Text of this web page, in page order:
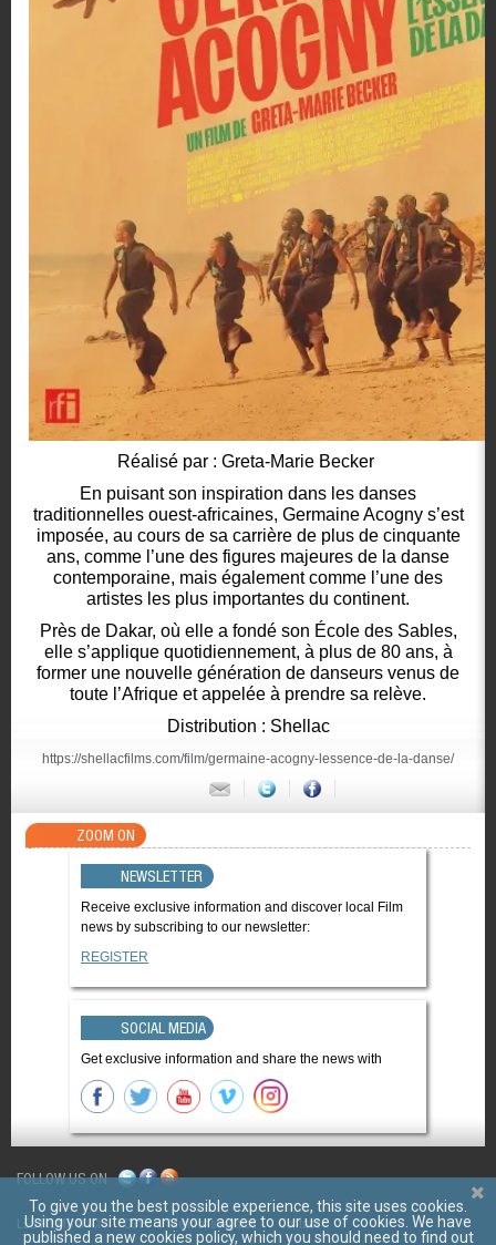
Réalisé par : Greta-Marie Becker
En puisant son inspiration dans les danses
traditionnelles ouest-africaines, Germaine Acogny s’est
imposée, au cours de sa carrière de plus de cinquante
ans, comme l’une des figures majeures de la danse
contemporaine, mais également comme l’une des
artistes les plus importantes du continent.
Près de Dakar, où elle a fondé son École des Sables,
elle s’applique quotidiennement, à plus de 80 ans, à
former une nouvelle génération de danseurs venus de
toute l’Afrique et appelée à prendre sa relève.
Distribution : Shellac
https://shellacfilms.com/film/germaine-acogny-lessence-de-la-danse/
ZOOM ON
NEWSLETTER
Receive exclusive information and discover local Film
news by subscribing to our newsletter:
REGISTER
SOCIAL MEDIA
Get exclusive information and share the news with
FOLLOW US ON
LES FILMS D'ICI CGV Mentions légales Contact
To give you the best possible experience, this site uses cookies.
Using your site means your agree to our use of cookies. We have
published a new cookies policy, which you should need to find out